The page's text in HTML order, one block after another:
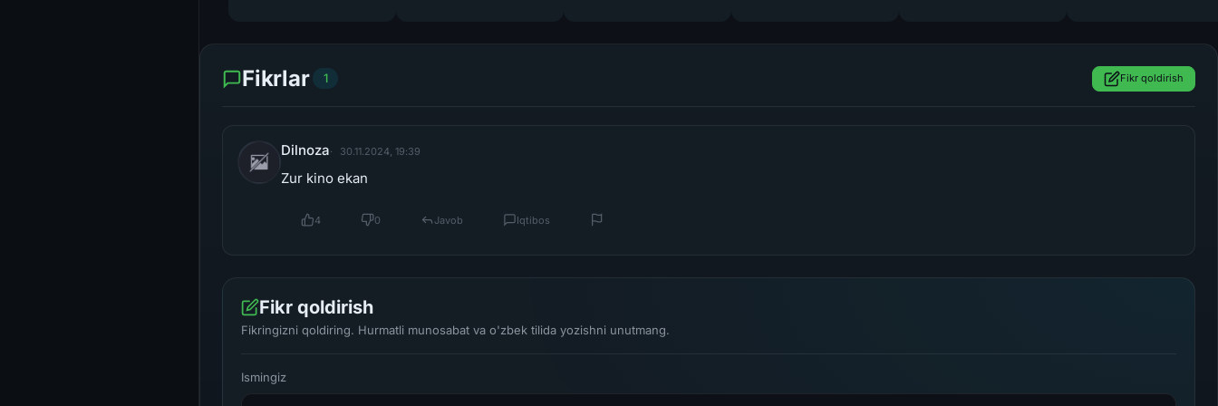
Fikrlar 1 Fikr qoldirish
Dilnoza 30.11.2024, 19:39
Zur kino ekan
4 0 Javob Iqtibos
Fikr qoldirish
Fikringizni qoldiring. Hurmatli munosabat va o'zbek tilida yozishni unutmang.
Ismingiz